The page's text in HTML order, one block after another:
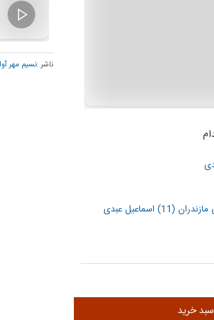
اسماعیل عبدی
خرید
ناشر :نسیم مهر آوا